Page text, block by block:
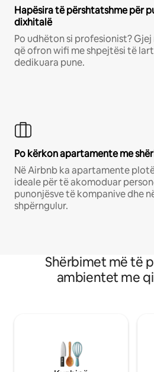
Hapësira të përshtatshme për
dixhitalë
Po udhëton si profesionist?
që ofron wifi me shpejtësi të
dedikuara pune.
Po kërkon apartamente me
Në Airbnb ka apartamente
ideale për të akomoduar
punonjësve të kompanive dhe
shpërngulur.
Shërbimet më të
ambientet me